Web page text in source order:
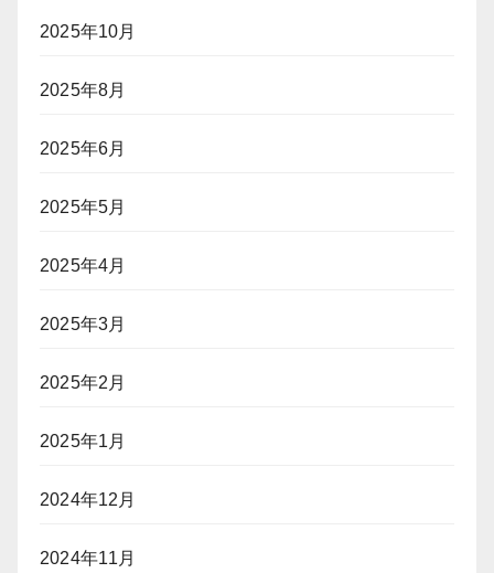
2025年10月
2025年8月
2025年6月
2025年5月
2025年4月
2025年3月
2025年2月
2025年1月
2024年12月
2024年11月